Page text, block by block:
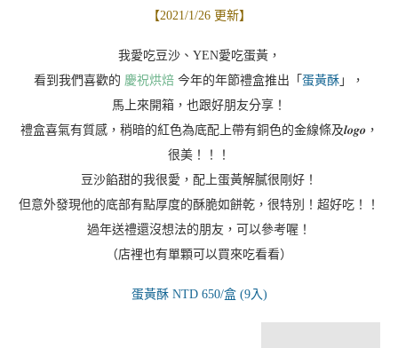
【2021/1/26 更新】
我愛吃豆沙、YEN愛吃蛋黃，
看到我們喜歡的 慶祝烘焙 今年的年節禮盒推出「 蛋黃酥 」，
馬上來開箱，也跟好朋友分享！
禮盒喜氣有質感，稍暗的紅色為底配上帶有銅色的金線條及𝒍𝒐𝒈𝒐，
很美！！！
豆沙餡甜的我很愛，配上蛋黃解膩很剛好！
但意外發現他的底部有點厚度的酥脆如餅乾，很特別！超好吃！！
過年送禮還沒想法的朋友，可以參考喔！
（店裡也有單顆可以買來吃看看）
蛋黃酥 NTD 650/盒 (9入)